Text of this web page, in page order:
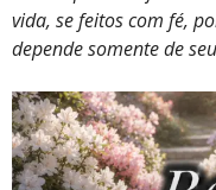
vida, se feitos com fé,
depende somente de